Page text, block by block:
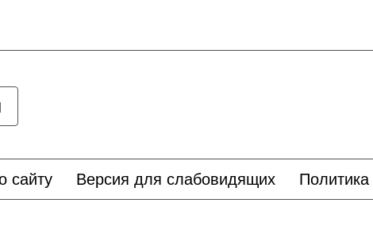
сайту Версия для слабовидящих